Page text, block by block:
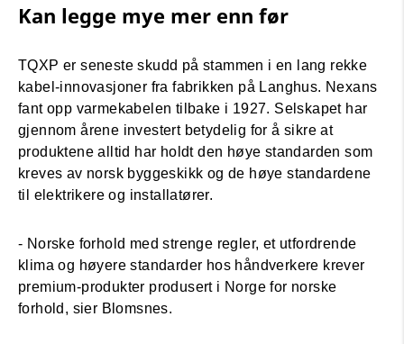
Kan legge mye mer enn før
TQXP er seneste skudd på stammen i en lang rekke
kabel-innovasjoner fra fabrikken på Langhus. Nexans
fant opp varmekabelen tilbake i 1927. Selskapet har
gjennom årene investert betydelig for å sikre at
produktene alltid har holdt den høye standarden som
kreves av norsk byggeskikk og de høye standardene
til elektrikere og installatører.
- Norske forhold med strenge regler, et utfordrende
klima og høyere standarder hos håndverkere krever
premium-produkter produsert i Norge for norske
forhold, sier Blomsnes.